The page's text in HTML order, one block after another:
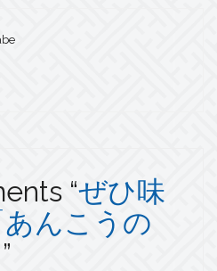
“ぜひ味
んこうの
”